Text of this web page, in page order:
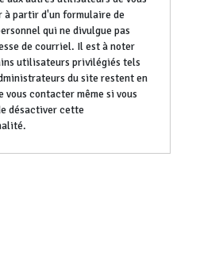
à partir d'un formulaire de
qui ne divulgue pas
de courriel. Il est à noter
utilisateurs privilégiés tels
du site restent en
vous contacter même si vous
désactiver cette